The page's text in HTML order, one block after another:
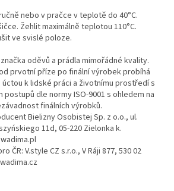
nebo v pračce v teplotě do 40°C.
Žehlit maximálně teplotou 110°C.
ve svislé poloze.
oděvů a prádla mimořádné kvality.
prvotní příze po finální výrobek probíhá
k lidské práci a životnímu prostředí s
dle normy ISO-9001 s ohledem na
finálních výrobků.
Bielizny Osobistej Sp. z o.o., ul.
11d, 05-220 Zielonka k.
ČR: V.style CZ s.r.o., V Ráji 877, 530 02